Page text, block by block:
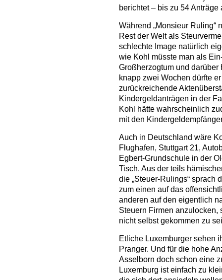
berichtet – bis zu 54
Während „Monsieur Ruling“
Rest der Welt als
schlechte Image natürlich
wie Kohl müsste man als
Großherzogtum und
knapp zwei Wochen dürfte
zurückreichende
Kindergeldanträgen in der
Kohl hätte wahrscheinlich
mit den
Auch in Deutschland wäre
Flughafen, Stuttgart 21,
Egbert-Grundschule in der
Tisch. Aus der teils
die „Steuer-Rulings“ sprach
zum einen auf das
anderen auf den eigentlich
Steuern Firmen anzulocken,
nicht selbst gekommen zu
Etliche Luxemburger sehen
Pranger. Und für die hohe
Asselborn doch schon eine
Luxemburg ist einfach zu